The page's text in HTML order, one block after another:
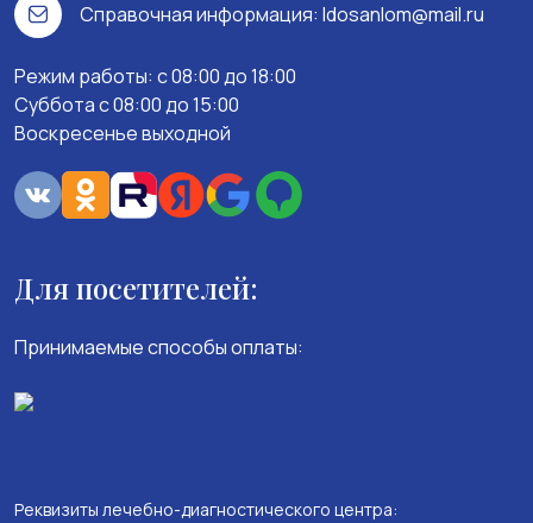
Справочная информация: ldosanlom@mail.ru
Режим работы: c 08:00 до 18:00
Суббота с 08:00 до 15:00
Воскресенье выходной
Для посетителей:
Принимаемые способы оплаты:
Реквизиты лечебно-диагностического центра: